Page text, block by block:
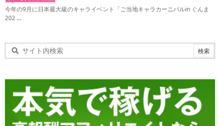
今年の9月に日本最大級のキャライベント「ご当地キャラカーニバルin ぐんま
202 ...